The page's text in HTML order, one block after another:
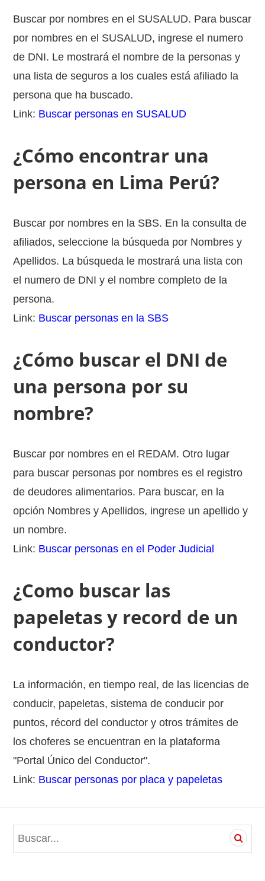
Buscar por nombres en el SUSALUD. Para buscar
por nombres en el SUSALUD, ingrese el numero
de DNI. Le mostrará el nombre de la personas y
una lista de seguros a los cuales está afiliado la
persona que ha buscado.
Link: Buscar personas en SUSALUD
¿Cómo encontrar una
persona en Lima Perú?
Buscar por nombres en la SBS. En la consulta de
afiliados, seleccione la búsqueda por Nombres y
Apellidos. La búsqueda le mostrará una lista con
el numero de DNI y el nombre completo de la
persona.
Link: Buscar personas en la SBS
¿Cómo buscar el DNI de
una persona por su
nombre?
Buscar por nombres en el REDAM. Otro lugar
para buscar personas por nombres es el registro
de deudores alimentarios. Para buscar, en la
opción Nombres y Apellidos, ingrese un apellido y
un nombre.
Link: Buscar personas en el Poder Judicial
¿Como buscar las
papeletas y record de un
conductor?
La información, en tiempo real, de las licencias de
conducir, papeletas, sistema de conducir por
puntos, récord del conductor y otros trámites de
los choferes se encuentran en la plataforma
"Portal Único del Conductor".
Link: Buscar personas por placa y papeletas